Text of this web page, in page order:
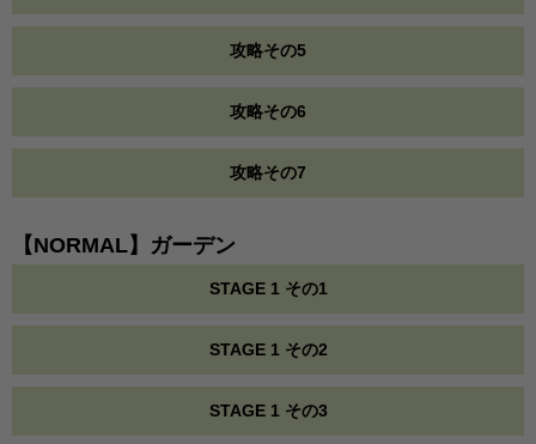
攻略その5
攻略その6
攻略その7
【NORMAL】ガーデン
STAGE 1 その1
STAGE 1 その2
STAGE 1 その3